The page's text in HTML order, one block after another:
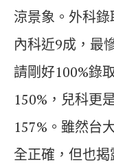
涼景象。外科錄
內科近9成，最
請剛好100%錄
150%，兒科更
157%。雖然台
全正確，但也